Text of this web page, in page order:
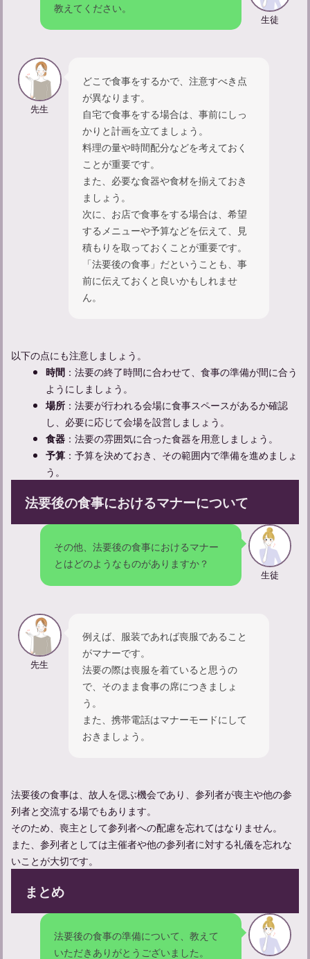
法要のお供え物は必要か？お供え物の選び方と金額の相場
法要の香典マナーガイド：金額や包み方の正解は？
法要の服装マナーと具体的な着こなし術を解説
三回忌法要の準備と流れを完全解説！適切な手順で敬意を示す方
法
百箇日法要とは？大切な節目の手続きについて知ろう
教えてください。
生徒
先生
どこで食事をするかで、注意すべき点
が異なります。
自宅で食事をする場合は、事前にしっ
かりと計画を立てましょう。
料理の量や時間配分などを考えておく
ことが重要です。
また、必要な食器や食材を揃えておき
ましょう。
次に、お店で食事をする場合は、希望
するメニューや予算などを伝えて、見
積もりを取っておくことが重要です。
「法要後の食事」だということも、事
前に伝えておくと良いかもしれませ
ん。
以下の点にも注意しましょう。
時間 ：法要の終了時間に合わせて、食事の準備が間に合う
ようにしましょう。
場所 ：法要が行われる会場に食事スペースがあるか確認
し、必要に応じて会場を設営しましょう。
食器 ：法要の雰囲気に合った食器を用意しましょう。
予算 ：予算を決めておき、その範囲内で準備を進めましょ
う。
法要後の食事におけるマナーについて
その他、法要後の食事におけるマナー
とはどのようなものがありますか？
生徒
先生
例えば、服装であれば喪服であること
がマナーです。
法要の際は喪服を着ていると思うの
で、そのまま食事の席につきましょ
う。
また、携帯電話はマナーモードにして
おきましょう。
法要後の食事は、故人を偲ぶ機会であり、参列者が喪主や他の参
列者と交流する場でもあります。
そのため、喪主として参列者への配慮を忘れてはなりません。
また、参列者としては主催者や他の参列者に対する礼儀を忘れな
いことが大切です。
まとめ
法要後の食事の準備について、教えて
いただきありがとうございました。